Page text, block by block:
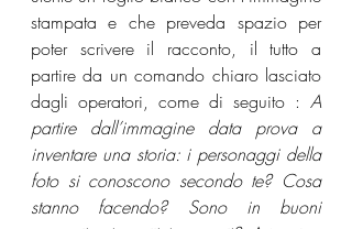
stampata e che preveda spazio per
poter scrivere il racconto, il tutto a
partire da un comando chiaro lasciato
dagli operatori, come di seguito : A
partire dall’immagine data prova a
inventare una storia: i personaggi della
foto si conoscono secondo te? Cosa
stanno facendo? Sono in buoni